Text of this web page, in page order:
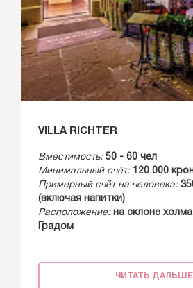
VILLA RICHTER
Вместимость: 50 - 60 чел
Минимальный счёт: 120 000
Примерный счёт на человека:
(включая напитки)
Расположение: на склоне
Градом
ЧИТАТЬ ДАЛЬШЕ